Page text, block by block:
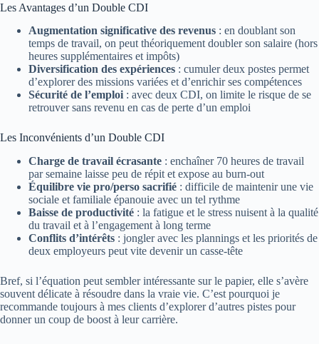
Les Avantages d’un Double CDI
Augmentation significative des revenus : en doublant son
temps de travail, on peut théoriquement doubler son salaire (hors
heures supplémentaires et impôts)
Diversification des expériences : cumuler deux postes permet
d’explorer des missions variées et d’enrichir ses compétences
Sécurité de l’emploi : avec deux CDI, on limite le risque de se
retrouver sans revenu en cas de perte d’un emploi
Les Inconvénients d’un Double CDI
Charge de travail écrasante : enchaîner 70 heures de travail
par semaine laisse peu de répit et expose au burn-out
Équilibre vie pro/perso sacrifié : difficile de maintenir une vie
sociale et familiale épanouie avec un tel rythme
Baisse de productivité : la fatigue et le stress nuisent à la qualité
du travail et à l’engagement à long terme
Conflits d’intérêts : jongler avec les plannings et les priorités de
deux employeurs peut vite devenir un casse-tête
Bref, si l’équation peut sembler intéressante sur le papier, elle s’avère
souvent délicate à résoudre dans la vraie vie. C’est pourquoi je
recommande toujours à mes clients d’explorer d’autres pistes pour
donner un coup de boost à leur carrière.